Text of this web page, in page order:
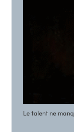
Le talent ne